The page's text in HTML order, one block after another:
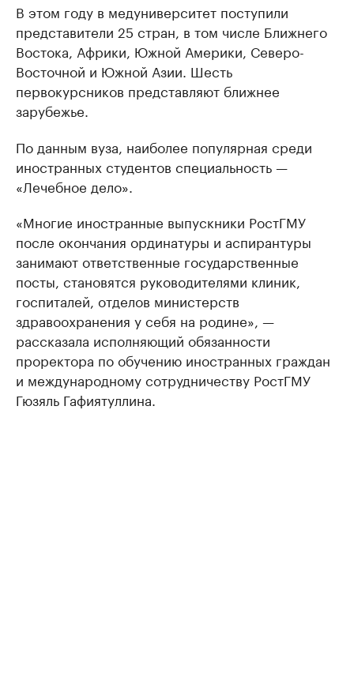
В этом году в медуниверситет поступили
представители 25 стран, в том числе Ближнего
Востока, Африки, Южной Америки, Северо-
Восточной и Южной Азии. Шесть
первокурсников представляют ближнее
зарубежье.
По данным вуза, наиболее популярная среди
иностранных студентов специальность —
«Лечебное дело».
«Многие иностранные выпускники РостГМУ
после окончания ординатуры и аспирантуры
занимают ответственные государственные
посты, становятся руководителями клиник,
госпиталей, отделов министерств
здравоохранения у себя на родине», —
рассказала исполняющий обязанности
проректора по обучению иностранных граждан
и международному сотрудничеству РостГМУ
Гюзяль Гафиятуллина.